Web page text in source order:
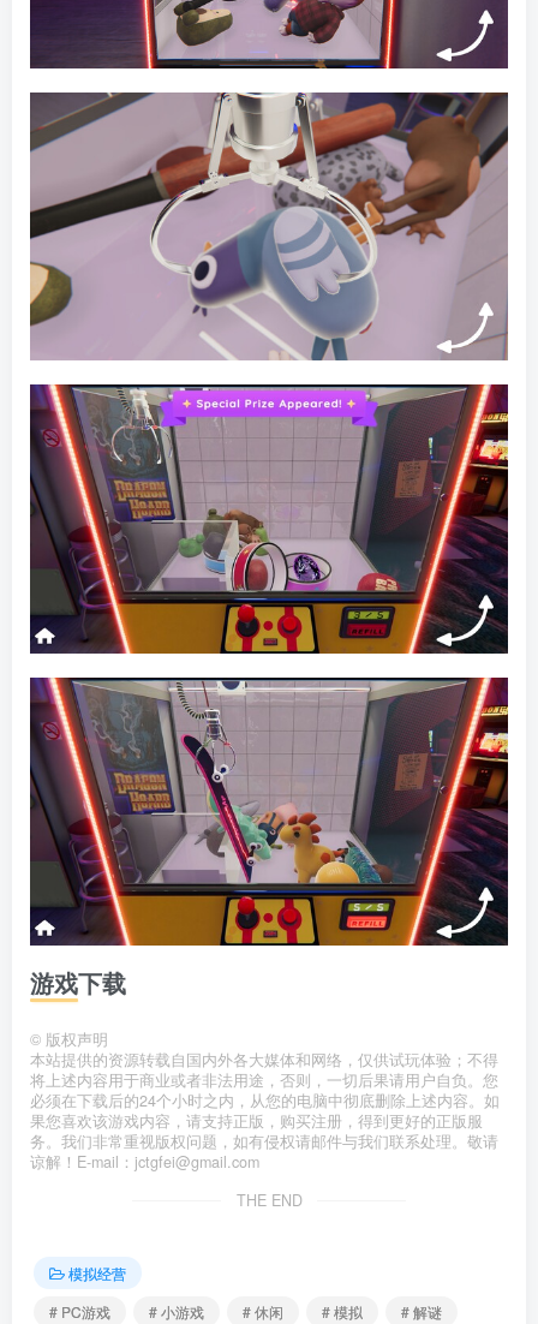
游戏下载
© 版权声明
本站提供的资源转载自国内外各大媒体和网络，仅供试玩体验；不得
将上述内容用于商业或者非法用途，否则，一切后果请用户自负。您
必须在下载后的24个小时之内，从您的电脑中彻底删除上述内容。如
果您喜欢该游戏内容，请支持正版，购买注册，得到更好的正版服
务。我们非常重视版权问题，如有侵权请邮件与我们联系处理。敬请
谅解！E-mail：jctgfei@gmail.com
THE END
模拟经营
# PC游戏
# 小游戏 # 休闲 # 模拟 # 解谜